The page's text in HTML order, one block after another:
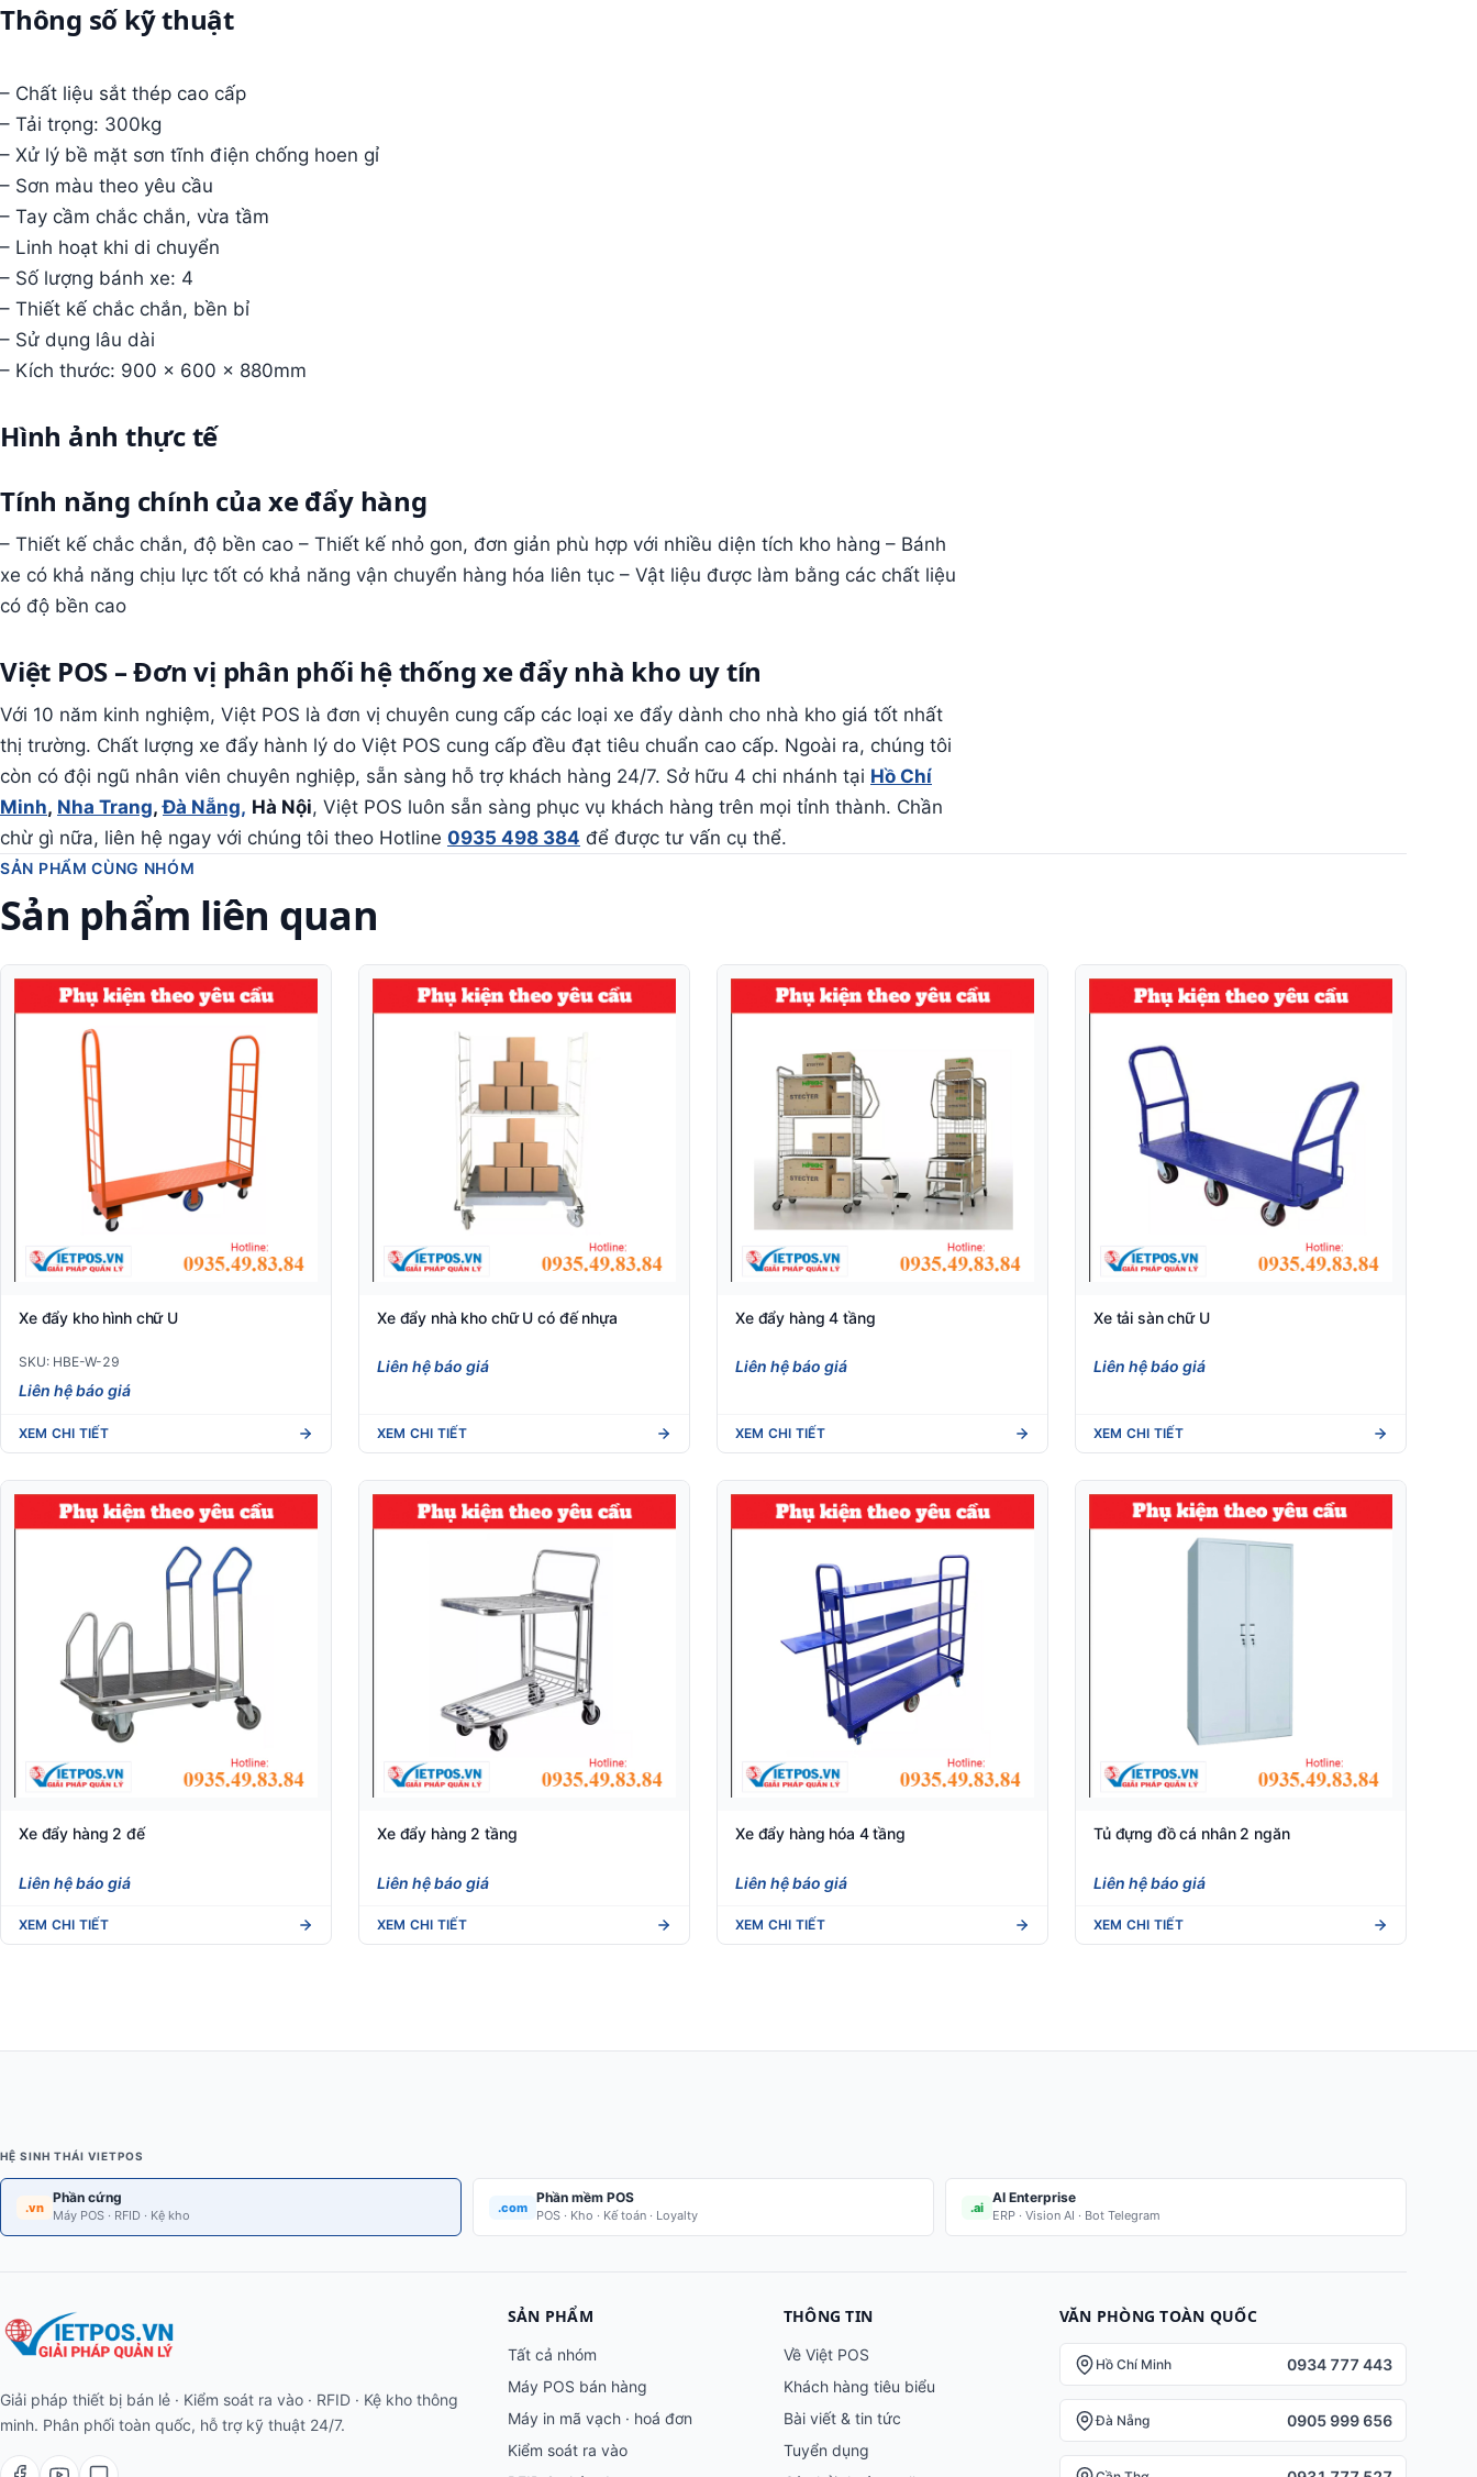
Thông số kỹ thuật
– Chất liệu sắt thép cao cấp
– Tải trọng: 300kg
– Xử lý bề mặt sơn tĩnh điện chống hoen gỉ
– Sơn màu theo yêu cầu
– Tay cầm chắc chắn, vừa tầm
– Linh hoạt khi di chuyển
– Số lượng bánh xe: 4
– Thiết kế chắc chắn, bền bỉ
– Sử dụng lâu dài
– Kích thước: 900 x 600 x 880mm
Hình ảnh thực tế
Tính năng chính của xe đẩy hàng
– Thiết kế chắc chắn, độ bền cao – Thiết kế nhỏ gon, đơn giản phù hợp với nhiều diện tích kho hàng – Bánh
xe có khả năng chịu lực tốt có khả năng vận chuyển hàng hóa liên tục – Vật liệu được làm bằng các chất liệu
có độ bền cao
Việt POS – Đơn vị phân phối hệ thống xe đẩy nhà kho uy tín
Với 10 năm kinh nghiệm, Việt POS là đơn vị chuyên cung cấp các loại xe đẩy dành cho nhà kho giá tốt nhất
thị trường. Chất lượng xe đẩy hành lý do Việt POS cung cấp đều đạt tiêu chuẩn cao cấp. Ngoài ra, chúng tôi
còn có đội ngũ nhân viên chuyên nghiệp, sẵn sàng hỗ trợ khách hàng 24/7. Sở hữu 4 chi nhánh tại Hồ Chí
Minh, Nha Trang,Đà Nẵng, Hà Nội, Việt POS luôn sẵn sàng phục vụ khách hàng trên mọi tỉnh thành. Chần
chừ gì nữa, liên hệ ngay với chúng tôi theo Hotline 0935 498 384 để được tư vấn cụ thể.
SẢN PHẨM CÙNG NHÓM
Sản phẩm liên quan
Xe đẩy kho hình chữ U
SKU: HBE-W-29
Liên hệ báo giá
XEM CHI TIẾT
Xe đẩy nhà kho chữ U có đế nhựa
Liên hệ báo giá
XEM CHI TIẾT
Xe đẩy hàng 4 tầng
Liên hệ báo giá
XEM CHI TIẾT
Xe tải sàn chữ U
Liên hệ báo giá
XEM CHI TIẾT
Xe đẩy hàng 2 đế
Liên hệ báo giá
XEM CHI TIẾT
Xe đẩy hàng 2 tầng
Liên hệ báo giá
XEM CHI TIẾT
Xe đẩy hàng hóa 4 tầng
Liên hệ báo giá
XEM CHI TIẾT
Tủ đựng đồ cá nhân 2 ngăn
Liên hệ báo giá
XEM CHI TIẾT
HỆ SINH THÁI VIETPOS
.vn
Phần cứng
Máy POS · RFID · Kệ kho
.com
Phần mềm POS
POS · Kho · Kế toán · Loyalty
.ai
AI Enterprise
ERP · Vision AI · Bot Telegram
Giải pháp thiết bị bán lẻ · Kiểm soát ra vào · RFID · Kệ kho thông
minh. Phân phối toàn quốc, hỗ trợ kỹ thuật 24/7.
SẢN PHẨM
Tất cả nhóm
Máy POS bán hàng
Máy in mã vạch · hoá đơn
Kiểm soát ra vào
THÔNG TIN
Về Việt POS
Khách hàng tiêu biểu
Bài viết & tin tức
Tuyển dụng
VĂN PHÒNG TOÀN QUỐC
Hồ Chí Minh 0934 777 443
Đà Nẵng 0905 999 656